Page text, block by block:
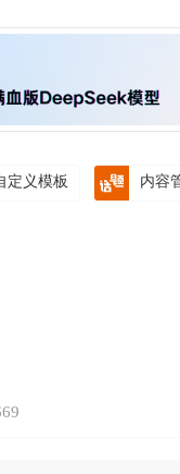
定义模板 内容